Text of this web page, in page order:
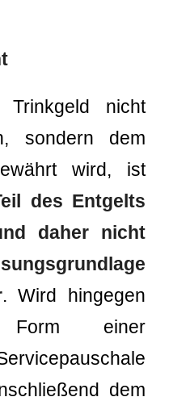
Trinkgeld nicht
sondern dem
wird, ist
des Entgelts
daher nicht
. Wird hingegen
einer
dem